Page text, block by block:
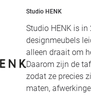
Studio HENK
Studio HENK is
designmeubels
alleen draait om
Daarom zijn de
zodat ze precies
maten,